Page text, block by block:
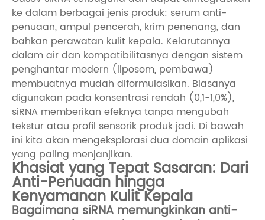
ke dalam berbagai jenis produk: serum anti-
penuaan, ampul pencerah, krim penenang, dan
bahkan perawatan kulit kepala. Kelarutannya
dalam air dan kompatibilitasnya dengan sistem
penghantar modern (liposom, pembawa)
membuatnya mudah diformulasikan. Biasanya
digunakan pada konsentrasi rendah (0,1-1,0%),
siRNA memberikan efeknya tanpa mengubah
tekstur atau profil sensorik produk jadi. Di bawah
ini kita akan mengeksplorasi dua domain aplikasi
yang paling menjanjikan.
Khasiat yang Tepat Sasaran: Dari
Anti-Penuaan hingga
Kenyamanan Kulit Kepala
Bagaimana siRNA memungkinkan anti-